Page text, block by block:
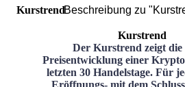
KurstrendBeschreibung zu
Kurstrend
Der Kurstrend zeigt
Preisentwicklung einer
letzten 30 Handelstage. Für